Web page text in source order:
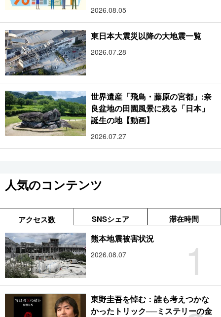
2026.08.05
東日本大震災以降の大地震一覧
2026.07.28
世界遺産「飛鳥・藤原の宮都」:奈
良盆地の田園風景に残る「日本」
誕生の地【動画】
2026.07.27
人気のコンテンツ
アクセス数 SNSシェア 滞在時間
1
熊本地震被害状況
2026.08.07
東野圭吾を悼む：誰も考えつかな
かったトリック──ミステリーの金